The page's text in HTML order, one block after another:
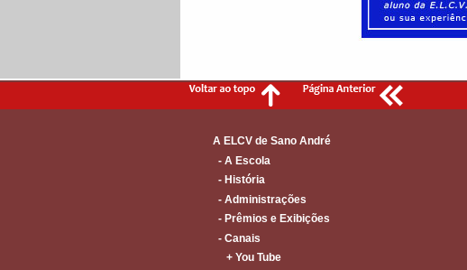
A ELCV de Sano André
- A Escola
- História
- Administrações
- Prêmios e Exibições
- Canais
+ You Tube